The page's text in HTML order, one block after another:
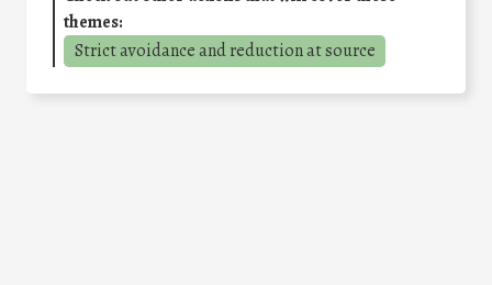
themes:
Strict avoidance and reduction at source